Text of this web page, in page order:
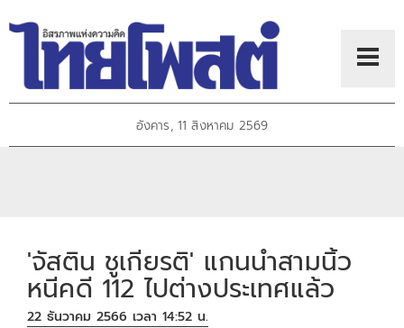
อังคาร, 11 สิงหาคม 2569
'จัสติน ชูเกียรติ' แกนนำสามนิ้ว
หนีคดี 112 ไปต่างประเทศแล้ว
22 ธันวาคม 2566 เวลา 14:52 น.